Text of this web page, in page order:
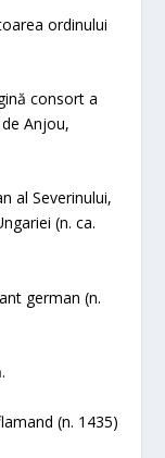
ordinului
consort a
Anjou,
al Severinului,
(n. ca.
german (n.
(n. 1435)